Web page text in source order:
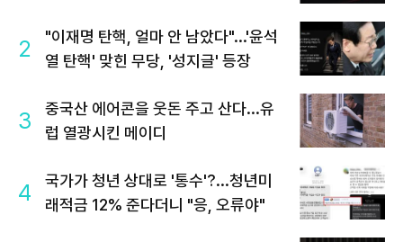
2
"이재명 탄핵, 얼마 안 남았다"...'윤석
열 탄핵' 맞힌 무당, '성지글' 등장
3
중국산 에어콘을 웃돈 주고 산다...유
럽 열광시킨 메이디
4
국가가 청년 상대로 '통수'?...청년미
래적금 12% 준다더니 "응, 오류야"